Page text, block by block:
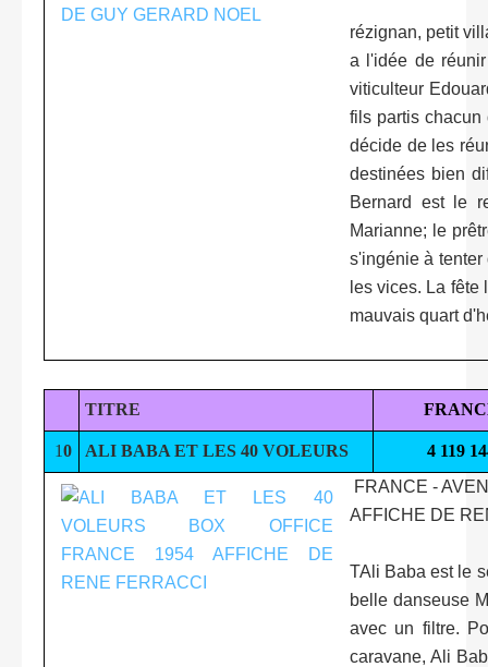
rézignan, petit
a l'idée de
viticulteur
fils partis
décide de les
destinées bien
Bernard est le
Marianne; le
s'ingénie à
les vices. La
mauvais quart
TITRE
10 ALI BABA ET LES 40 VOLEURS
4 119
FRANCE -
AFFICHE DE
TAli Baba est le
belle danseuse
avec un filtre.
caravane, Ali